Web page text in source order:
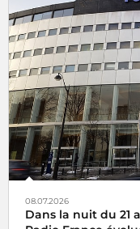
08.07.2026
Dans la nuit du 21